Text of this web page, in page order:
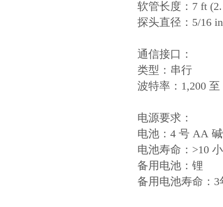
软管长度：7 ft
探头直径：5/16
通信接口：
类型：串行
波特率：1,200
电源要求：
电池：4 号 AA
电池寿命：>10
备用电池：锂
备用电池寿命：